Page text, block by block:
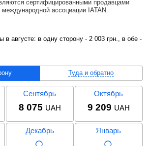
сертифицированными продавцами
ассоциации IATAN.
августе: в одну сторону - 2 003 грн ., в обе -
Туда и обратно
Сентябрь
8 075 UAH
Октябрь
9 209 UAH
Декабрь Январь